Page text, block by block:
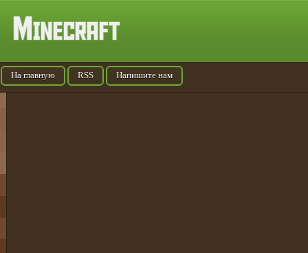
На главную RSS Напишите нам